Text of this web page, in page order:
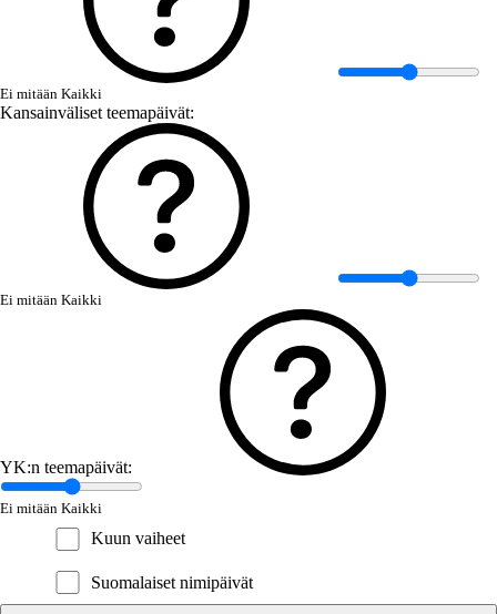
Ei mitään Kaikki
Kansainväliset teemapäivät:
Ei mitään Kaikki
YK:n teemapäivät:
Ei mitään Kaikki
Kuun vaiheet
Suomalaiset nimipäivät